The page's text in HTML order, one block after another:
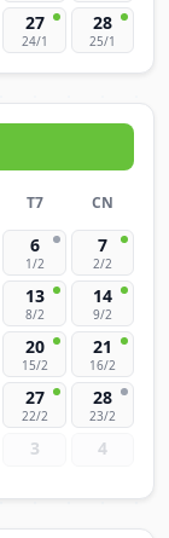
27
24/1
28
25/1
T7 CN
6
1/2
7
2/2
13
8/2
14
9/2
20
15/2
21
16/2
27
22/2
28
23/2
3 4